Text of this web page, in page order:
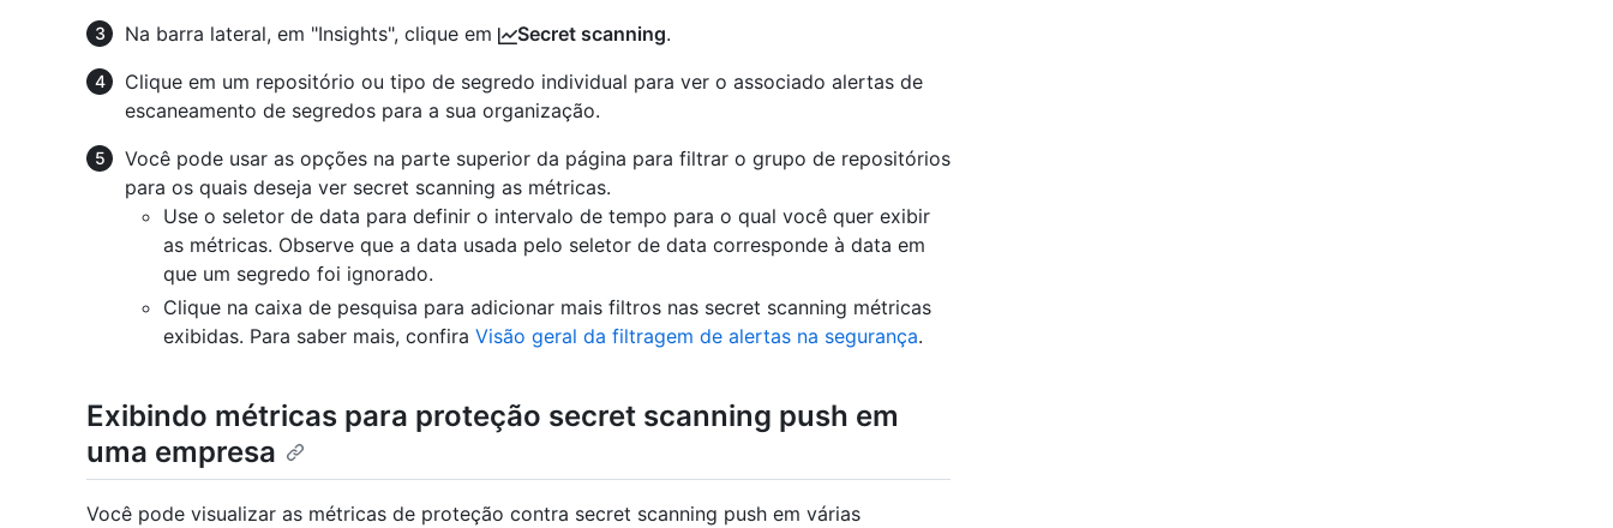
Na barra lateral, em "Insights", clique em
Secret scanning.
Clique em um repositório ou tipo de segredo individual para ver o associado alertas de
escaneamento de segredos para a sua organização.
Você pode usar as opções na parte superior da página para filtrar o grupo de repositórios
para os quais deseja ver secret scanning as métricas.
Use o seletor de data para definir o intervalo de tempo para o qual você quer exibir
as métricas. Observe que a data usada pelo seletor de data corresponde à data em
que um segredo foi ignorado.
Clique na caixa de pesquisa para adicionar mais filtros nas secret scanning métricas
exibidas. Para saber mais, confira Visão geral da filtragem de alertas na segurança.
Exibindo métricas para proteção secret scanning push em
uma empresa
Você pode visualizar as métricas de proteção contra secret scanning push em várias